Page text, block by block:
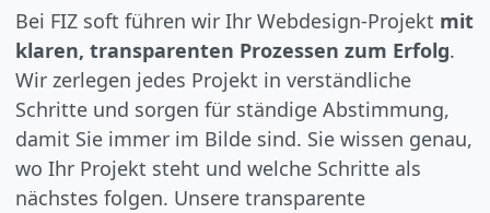
Bei FIZ soft führen wir Ihr Webdesign-Projekt mit
klaren, transparenten Prozessen zum Erfolg.
Wir zerlegen jedes Projekt in verständliche
Schritte und sorgen für ständige Abstimmung,
damit Sie immer im Bilde sind. Sie wissen genau,
wo Ihr Projekt steht und welche Schritte als
nächstes folgen. Unsere transparente